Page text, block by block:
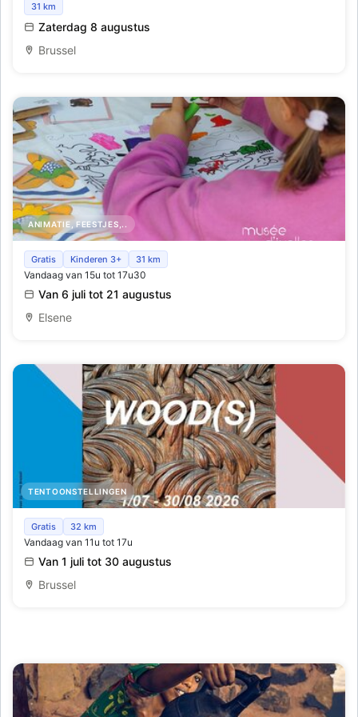
Interieurbezoek met gids aan Hôtel Solvay, Victor Horta
(in het Engels)
31 km
Zaterdag 8 augustus
Brussel
ANIMATIE, FEESTJES,..
Museum in't groen
Gratis Kinderen 3+ 31 km
Vandaag van 15u tot 17u30
Van 6 juli tot 21 augustus
Elsene
TENTOONSTELLINGEN
Tentoonstelling ‘WOOD(S)’
Gratis 32 km
Vandaag van 11u tot 17u
Van 1 juli tot 30 augustus
Brussel